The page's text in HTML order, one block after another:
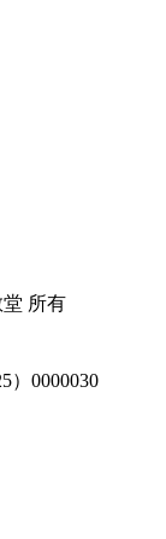
所有
）0000030